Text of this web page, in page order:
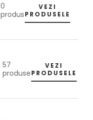
0
produs
VEZI
PRODUSELE
57
produse
VEZI
PRODUSELE